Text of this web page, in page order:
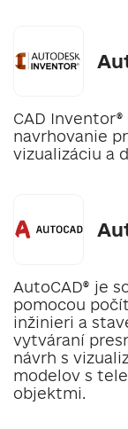
CAD
navrhovanie
vizualizáciu a
AutoCAD® je
pomocou
inžinieri a
vytváraní
návrh s
modelov s
objektmi.